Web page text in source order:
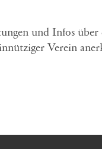
und Infos
Verein